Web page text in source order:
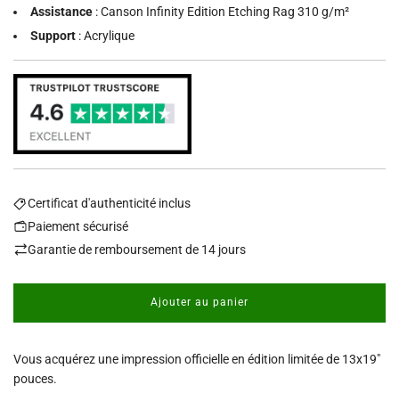
Assistance : Canson Infinity Edition Etching Rag 310 g/m²
Support : Acrylique
Certificat d'authenticité inclus
Paiement sécurisé
Garantie de remboursement de 14 jours
Ajouter au panier
c
h
r
Vous acquérez une impression officielle en édition limitée de 13x19"
pouces.